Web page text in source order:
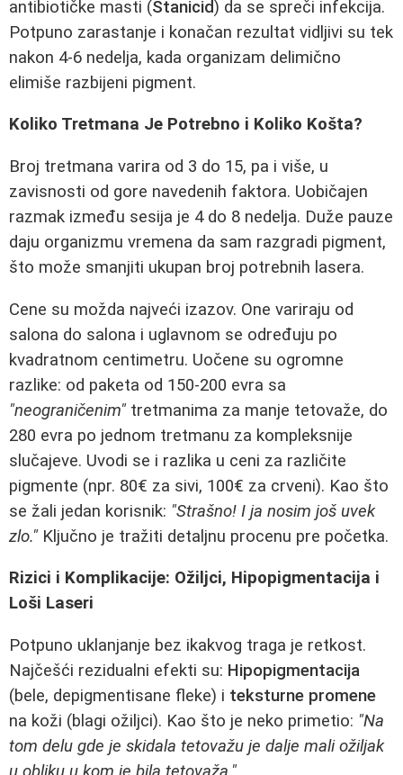
antibiotičke masti (Stanicid) da se spreči infekcija.
Potpuno zarastanje i konačan rezultat vidljivi su tek
nakon 4-6 nedelja, kada organizam delimično
elimiše razbijeni pigment.
Koliko Tretmana Je Potrebno i Koliko Košta?
Broj tretmana varira od 3 do 15, pa i više, u
zavisnosti od gore navedenih faktora. Uobičajen
razmak između sesija je 4 do 8 nedelja. Duže pauze
daju organizmu vremena da sam razgradi pigment,
što može smanjiti ukupan broj potrebnih lasera.
Cene su možda najveći izazov. One variraju od
salona do salona i uglavnom se određuju po
kvadratnom centimetru. Uočene su ogromne
razlike: od paketa od 150-200 evra sa
"neograničenim" tretmanima za manje tetovaže, do
280 evra po jednom tretmanu za kompleksnije
slučajeve. Uvodi se i razlika u ceni za različite
pigmente (npr. 80€ za sivi, 100€ za crveni). Kao što
se žali jedan korisnik: "Strašno! I ja nosim još uvek
zlo." Ključno je tražiti detaljnu procenu pre početka.
Rizici i Komplikacije: Ožiljci, Hipopigmentacija i
Loši Laseri
Potpuno uklanjanje bez ikakvog traga je retkost.
Najčešći rezidualni efekti su: Hipopigmentacija
(bele, depigmentisane fleke) i teksturne promene
na koži (blagi ožiljci). Kao što je neko primetio: "Na
tom delu gde je skidala tetovažu je dalje mali ožiljak